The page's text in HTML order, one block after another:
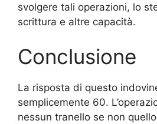
svolgere tali operazioni, lo
scrittura e altre capacità.
Conclusione
La risposta di questo
semplicemente 60.
nessun tranello se non